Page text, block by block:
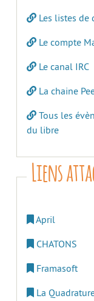
Les listes de
Le compte
Le canal IRC
La chaine
Tous les
du libre
Liens
April
CHATONS
Framasoft
La